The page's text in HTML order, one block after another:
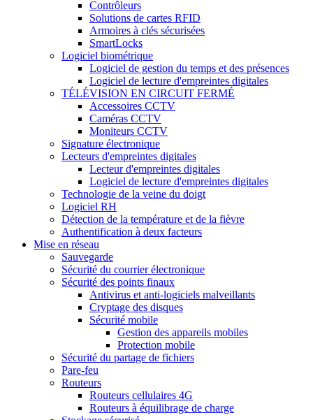
Contrôleurs
Solutions de cartes RFID
Armoires à clés sécurisées
SmartLocks
Logiciel biométrique
Logiciel de gestion du temps et des présences
Logiciel de lecture d'empreintes digitales
TÉLÉVISION EN CIRCUIT FERMÉ
Accessoires CCTV
Caméras CCTV
Moniteurs CCTV
Signature électronique
Lecteurs d'empreintes digitales
Lecteur d'empreintes digitales
Logiciel de lecture d'empreintes digitales
Technologie de la veine du doigt
Logiciel RH
Détection de la température et de la fièvre
Authentification à deux facteurs
Mise en réseau
Sauvegarde
Sécurité du courrier électronique
Sécurité des points finaux
Antivirus et anti-logiciels malveillants
Cryptage des disques
Sécurité mobile
Gestion des appareils mobiles
Protection mobile
Sécurité du partage de fichiers
Pare-feu
Routeurs
Routeurs cellulaires 4G
Routeurs à équilibrage de charge